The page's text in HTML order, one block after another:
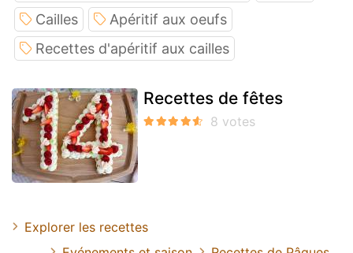
Cailles
Apéritif aux oeufs
Recettes d'apéritif aux cailles
Recettes de fêtes
Explorer les recettes